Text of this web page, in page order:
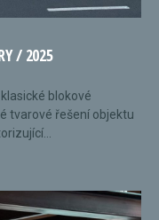
/ 2025
blokové
tvarové řešení objektu